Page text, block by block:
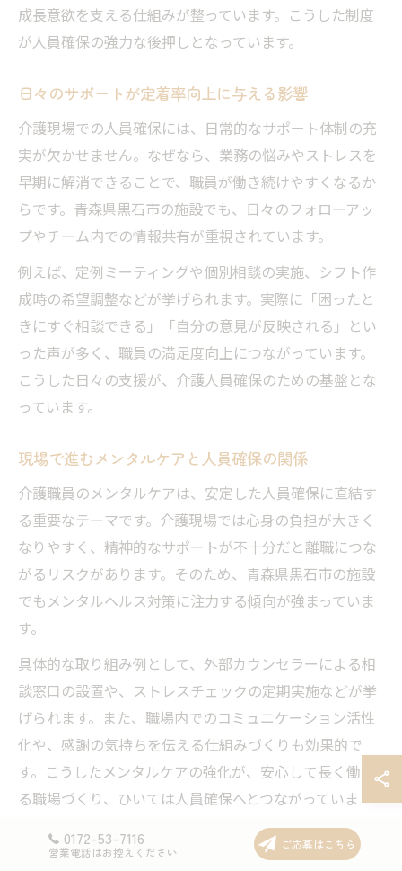
成長意欲を支える仕組みが整っています。こうした制度
が人員確保の強力な後押しとなっています。
日々のサポートが定着率向上に与える影響
介護現場での人員確保には、日常的なサポート体制の充
実が欠かせません。なぜなら、業務の悩みやストレスを
早期に解消できることで、職員が働き続けやすくなるか
らです。青森県黒石市の施設でも、日々のフォローアッ
プやチーム内での情報共有が重視されています。
例えば、定例ミーティングや個別相談の実施、シフト作
成時の希望調整などが挙げられます。実際に「困ったと
きにすぐ相談できる」「自分の意見が反映される」とい
った声が多く、職員の満足度向上につながっています。
こうした日々の支援が、介護人員確保のための基盤とな
っています。
現場で進むメンタルケアと人員確保の関係
介護職員のメンタルケアは、安定した人員確保に直結す
る重要なテーマです。介護現場では心身の負担が大きく
なりやすく、精神的なサポートが不十分だと離職につな
がるリスクがあります。そのため、青森県黒石市の施設
でもメンタルヘルス対策に注力する傾向が強まっていま
す。
具体的な取り組み例として、外部カウンセラーによる相
談窓口の設置や、ストレスチェックの定期実施などが挙
げられます。また、職場内でのコミュニケーション活性
化や、感謝の気持ちを伝える仕組みづくりも効果的で
す。こうしたメンタルケアの強化が、安心して長く働け
る職場づくり、ひいては人員確保へとつながっていま
0172-53-7116
営業電話はお控えください
ご応募はこちら